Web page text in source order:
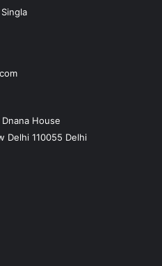
House
Delhi 110055 Delhi